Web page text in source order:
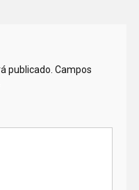
publicado. Campos